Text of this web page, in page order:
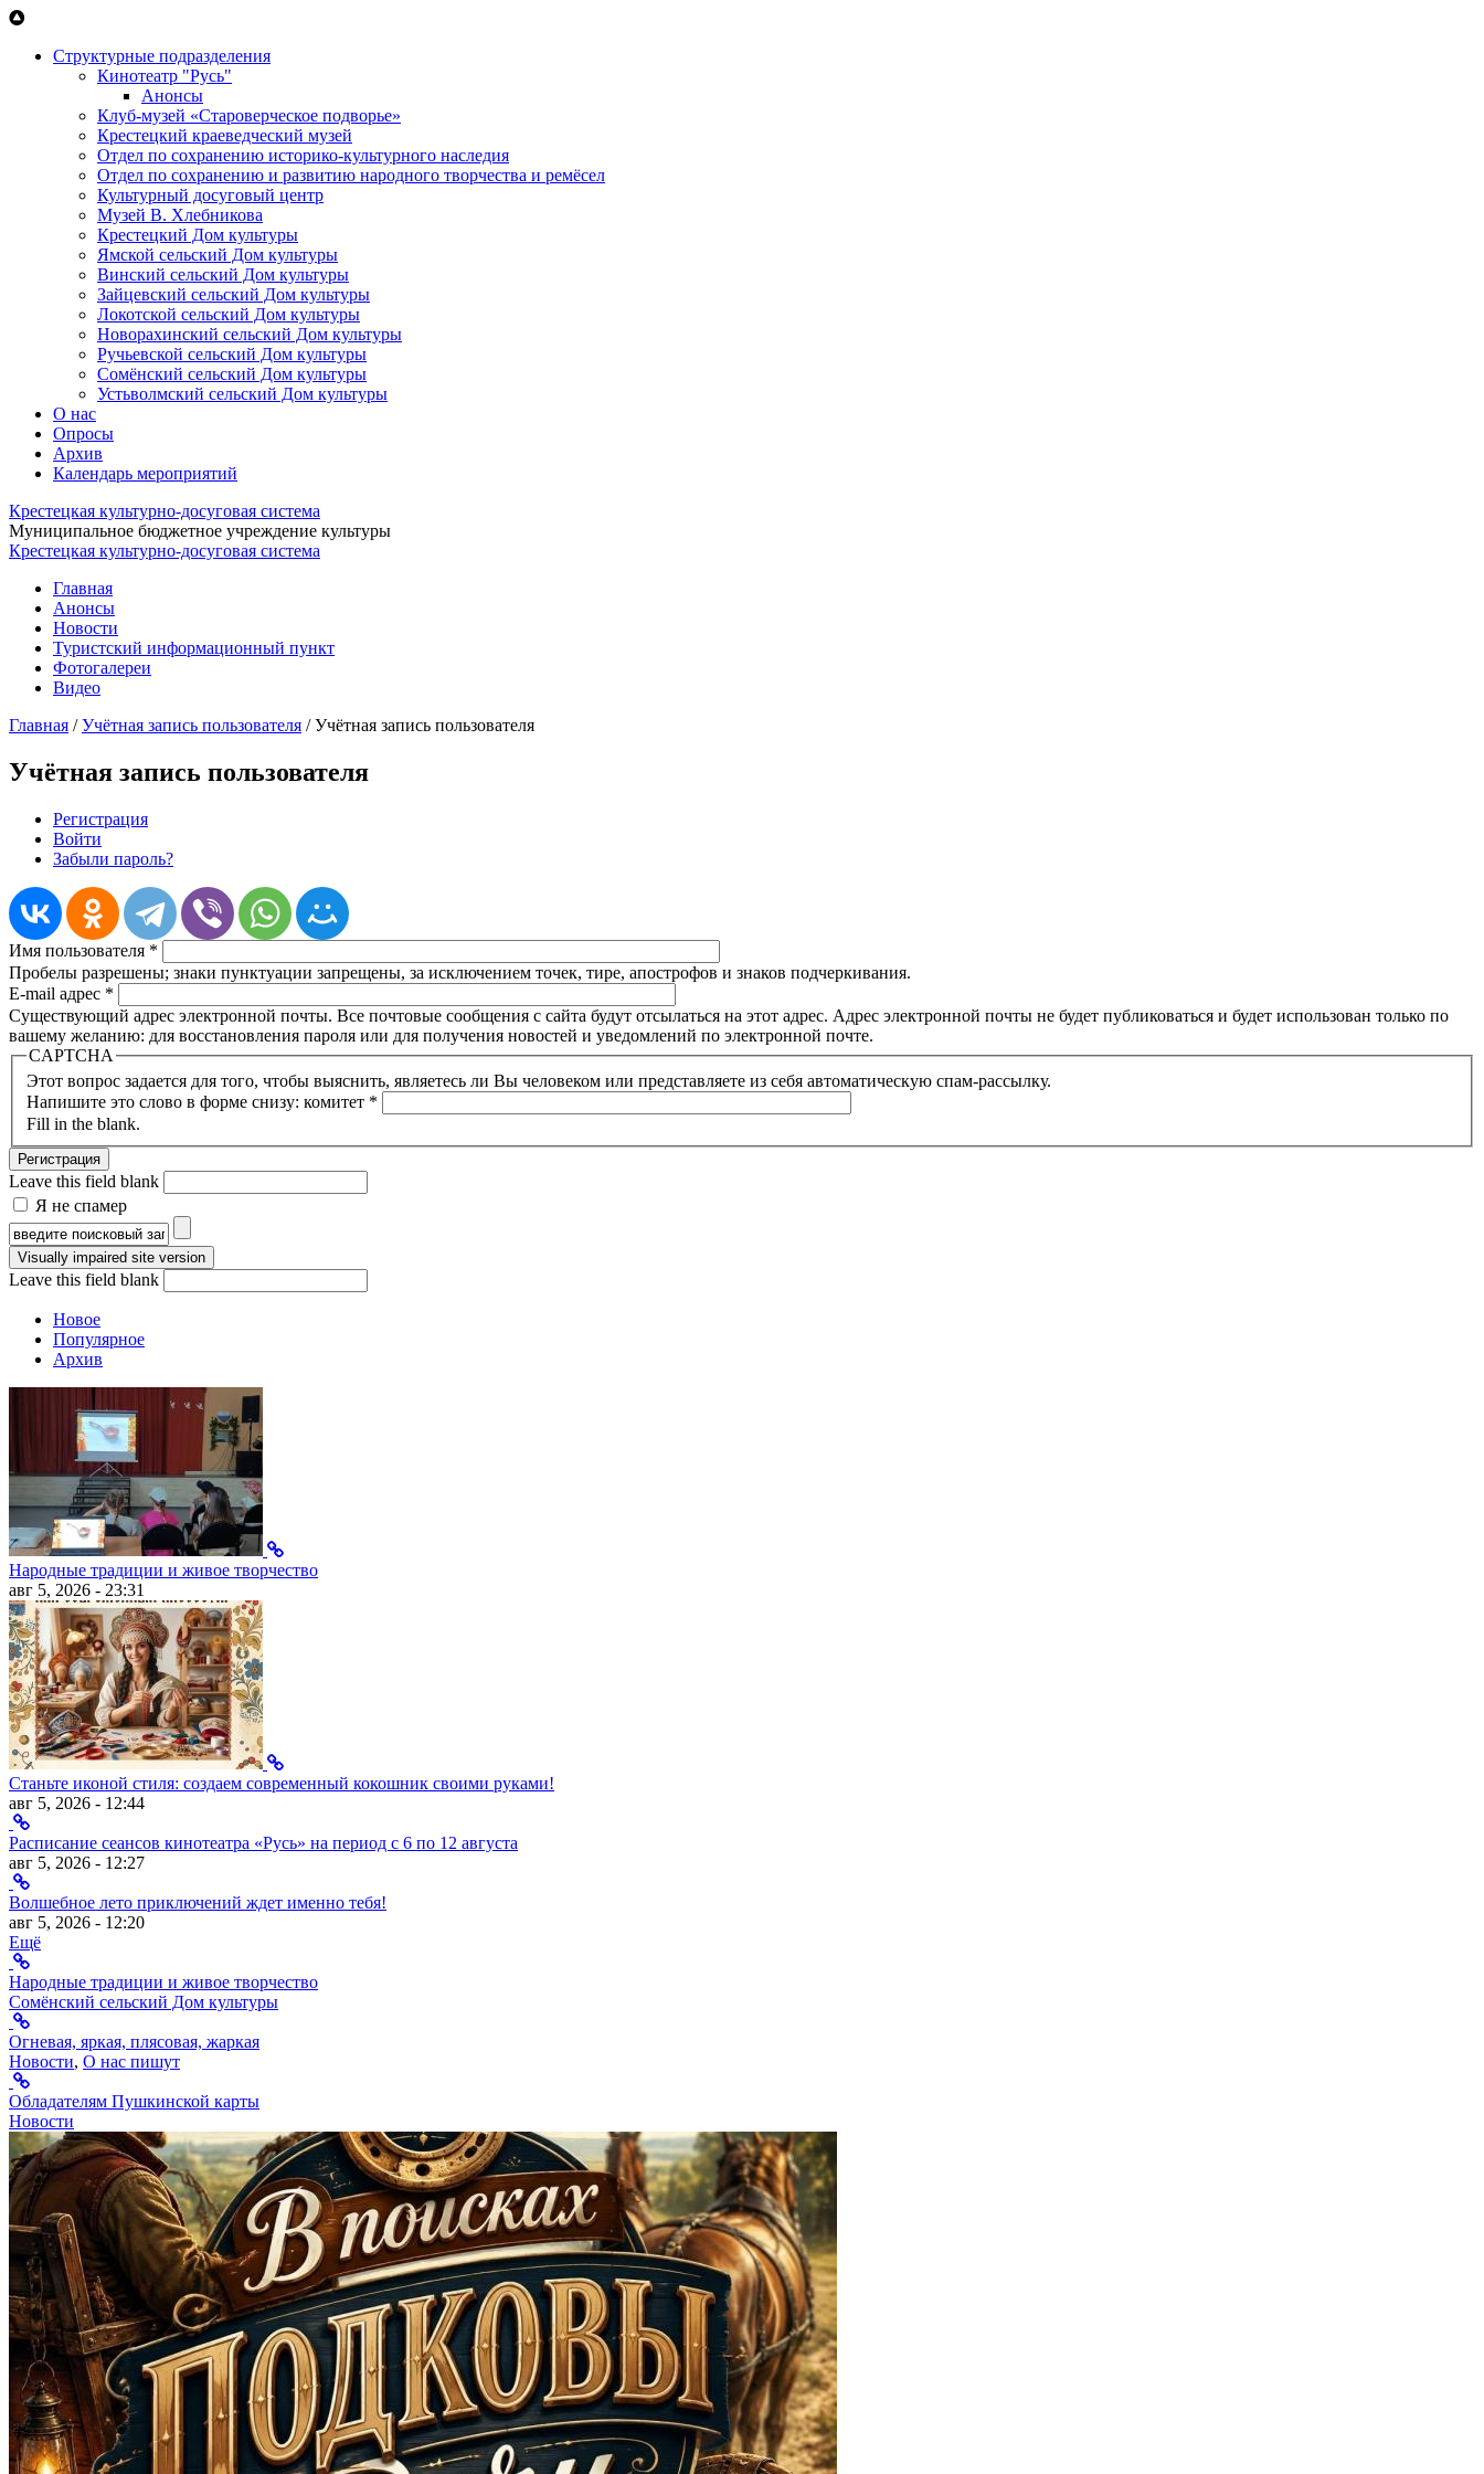
Перейти к основному содержанию
Структурные подразделения
Кинотеатр "Русь"
Анонсы
Клуб-музей «Староверческое подворье»
Крестецкий краеведческий музей
Отдел по сохранению историко-культурного наследия
Отдел по сохранению и развитию народного творчества и ремёсел
Культурный досуговый центр
Музей В. Хлебникова
Крестецкий Дом культуры
Ямской сельский Дом культуры
Винский сельский Дом культуры
Зайцевский сельский Дом культуры
Локотской сельский Дом культуры
Новорахинский сельский Дом культуры
Ручьевской сельский Дом культуры
Сомёнский сельский Дом культуры
Устьволмский сельский Дом культуры
О нас
Опросы
Архив
Календарь мероприятий
Крестецкая культурно-досуговая система
Муниципальное бюджетное учреждение культуры
Крестецкая культурно-досуговая система
Главная
Анонсы
Новости
Туристский информационный пункт
Фотогалереи
Видео
Главная /Учётная запись пользователя /Учётная запись пользователя
Учётная запись пользователя
Главные вкладки
Регистрация
Войти
Забыли пароль?
Имя пользователя *
Пробелы разрешены; знаки пунктуации запрещены, за исключением точек, тире, апострофов и знаков подчеркивания.
E-mail адрес *
Существующий адрес электронной почты. Все почтовые сообщения с сайта будут отсылаться на этот адрес. Адрес электронной почты не будет публиковаться и будет использован только по
вашему желанию: для восстановления пароля или для получения новостей и уведомлений по электронной почте.
CAPTCHA
Этот вопрос задается для того, чтобы выяснить, являетесь ли Вы человеком или представляете из себя автоматическую спам-рассылку.
Напишите это слово в форме снизу: комитет *
Fill in the blank.
Leave this field blank
Я не спамер
Я спамер
Форма поиска
Leave this field blank
Новое
Популярное
Архив
Народные традиции и живое творчество
авг 5, 2026 - 23:31
Станьте иконой стиля: создаем современный кокошник своими руками!
авг 5, 2026 - 12:44
Расписание сеансов кинотеатра «Русь» на период с 6 по 12 августа
авг 5, 2026 - 12:27
Волшебное лето приключений ждет именно тебя!
авг 5, 2026 - 12:20
Ещё
Народные традиции и живое творчество
Сомёнский сельский Дом культуры
Огневая, яркая, плясовая, жаркая
Новости, О нас пишут
Обладателям Пушкинской карты
Новости